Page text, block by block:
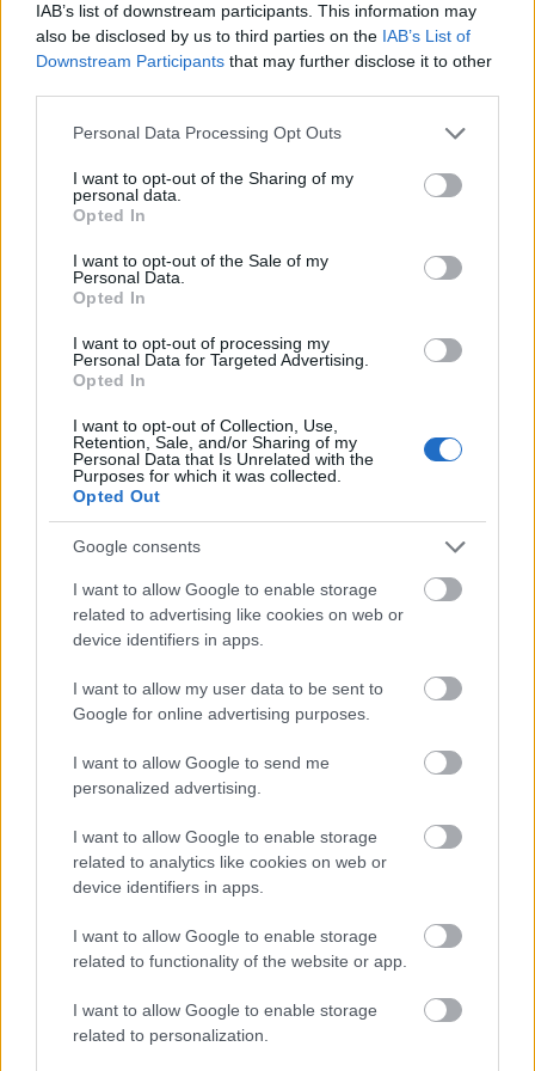
IAB’s list of downstream participants. This information may
also be disclosed by us to third parties on the IAB’s List of
Downstream Participants that may further disclose it to other
Please note that this website/app uses one or more Google
not limited to your visit or usage behaviour. You may click to
grant or deny consent to Google and its third-party tags to
use your data for below specified purposes in below Google
consent section.
Personal Data Processing Opt Outs
I want to opt-out of the Sharing of my
personal data.
Opted In
I want to opt-out of the Sale of my
Personal Data.
Opted In
I want to opt-out of processing my
Personal Data for Targeted Advertising.
Opted In
I want to opt-out of Collection, Use,
Retention, Sale, and/or Sharing of my
Personal Data that Is Unrelated with the
Purposes for which it was collected.
Opted Out
Google consents
I want to allow Google to enable storage
related to advertising like cookies on web or
device identifiers in apps.
I want to allow my user data to be sent to
Google for online advertising purposes.
I want to allow Google to send me
personalized advertising.
I want to allow Google to enable storage
related to analytics like cookies on web or
device identifiers in apps.
I want to allow Google to enable storage
related to functionality of the website or app.
I want to allow Google to enable storage
related to personalization.
Χωρίς να μπει σε λεπτομέρειες, ο Πρίγκιπας
Αλβέρτος παραδέχτηκε ότι η κατάσταση είναι
τόσο κρίσιμη, ώστε να απαιτεί την άμεση
κινητοποίηση των ανώτατων αρχών του Μονακό.
Σύμφωνα με δημοσιεύματα από τη Γαλλία, η
συγκεκριμένη παρέμβαση εντάσσεται σε ένα
ιδιαίτερα φορτισμένο θεσμικό πλαίσιο, που
χαρακτηρίζεται από καθυστερήσεις στην
καταβολή μισθών, εκκρεμείς δικαστικές
διαδικασίες και το ενδεχόμενο ανάληψης της
διοίκησης του συλλόγου από το Πριγκιπάτο,
προκειμένου να αποφευχθεί στάση πληρωμών.
Δείτε Επίσης
Μονακό: O Σπανούλης εξέφρασε την πρόθεσή
του να επιστρέψει στην Ελλάδα αν η απεργία
προχωρούσε, γράφουν οι Γάλλοι
Η παραπάνω διατύπωση αποτυπώνει ξεκάθαρα
τις άμεσες προτεραιότητες των αρχών του
Μονακό, χωρίς ωστόσο να προσφέρει καμία